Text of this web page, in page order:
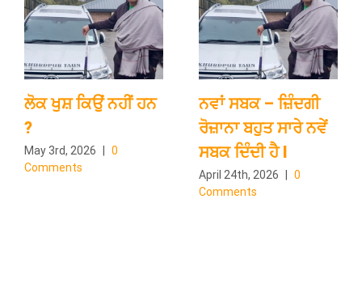
ਲੋਕ ਖੁਸ਼ ਕਿਉਂ ਨਹੀਂ ਹਨ
?
May 3rd, 2026
0
Comments
ਨਵਾਂ ਸਬਕ – ਜ਼ਿੰਦਗੀ
ਰੋਜ਼ਾਨਾ ਬਹੁਤ ਸਾਰੇ ਨਵੇਂ
ਸਬਕ ਦਿੰਦੀ ਹੈ l
April 24th, 2026
0
Comments